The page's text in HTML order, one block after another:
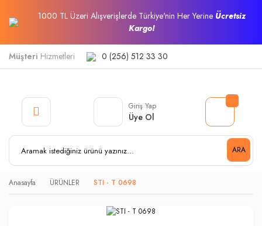
1000 TL Üzeri Alışverişlerde Türkiye'nin Her Yerine Ücretsiz
Kargo!
Müşteri Hizmetleri 0 (256) 512 33 30
ARA
Giriş Yap
Üye Ol
Anasayfa ÜRÜNLER STI - T 0698